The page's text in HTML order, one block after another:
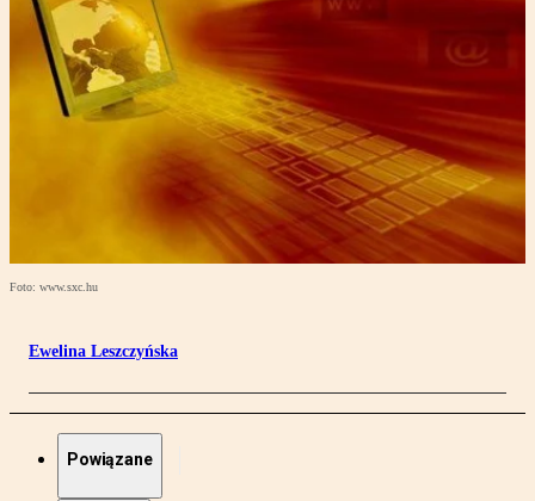
Foto: www.sxc.hu
Ewelina Leszczyńska
Powiązane